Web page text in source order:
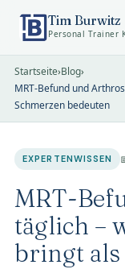
Tim Burwitz
Personal Trainer
Startseite›Blog›
MRT-Befund und
Schmerzen bedeuten
EXPERTENWISSEN
MRT-
täglich –
bringt